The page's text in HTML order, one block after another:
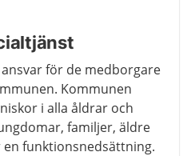
för de medborgare
Kommunen
i alla åldrar och
familjer, äldre
funktionsnedsättning.